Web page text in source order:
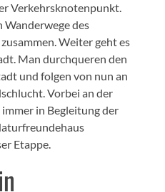
Verkehrsknotenpunkt.
des
Weiter geht es
Man durchqueren den
und folgen von nun an
Vorbei an der
in Begleitung der
Etappe.